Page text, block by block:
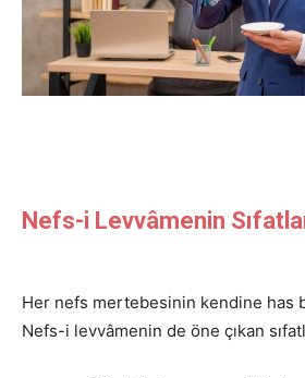
Nefs-i Levvâmenin
Her nefs mertebesinin kendine has
Nefs-i levvâmenin de öne çıkan